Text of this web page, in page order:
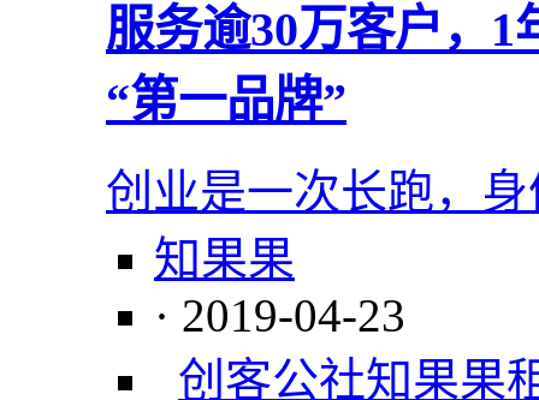
服务逾30万客户，
“第一品牌”
创业是一次长跑，
知果果
· 2019-04-23
创客公社知果果